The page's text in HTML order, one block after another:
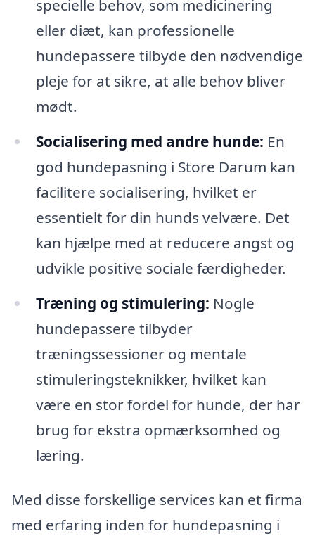
specielle behov, som medicinering
eller diæt, kan professionelle
hundepassere tilbyde den nødvendige
pleje for at sikre, at alle behov bliver
mødt.
Socialisering med andre hunde: En
god hundepasning i Store Darum kan
facilitere socialisering, hvilket er
essentielt for din hunds velvære. Det
kan hjælpe med at reducere angst og
udvikle positive sociale færdigheder.
Træning og stimulering: Nogle
hundepassere tilbyder
træningssessioner og mentale
stimuleringsteknikker, hvilket kan
være en stor fordel for hunde, der har
brug for ekstra opmærksomhed og
læring.
Med disse forskellige services kan et firma
med erfaring inden for hundepasning i